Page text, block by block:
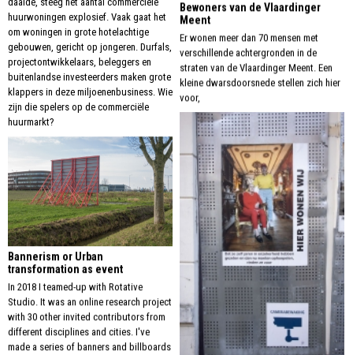
huurwoningen explosief. Vaak gaat het
om woningen in grote hotelachtige
gebouwen, gericht op jongeren. Durfals,
projectontwikkelaars, beleggers en
buitenlandse investeerders maken grote
klappers in deze miljoenenbusiness. Wie
zijn die spelers op de commerciële
huurmarkt?
Bewoners van de Vlaardinger
Meent
Er wonen meer dan 70 mensen met
verschillende achtergronden in de
straten van de Vlaardinger Meent. Een
kleine dwarsdoorsnede stellen zich hier
voor,
Bannerism or Urban
transformation as event
In 2018 I teamed-up with Rotative
Studio. It was an online research project
with 30 other invited contributors from
different disciplines and cities. I've
made a series of banners and billboards